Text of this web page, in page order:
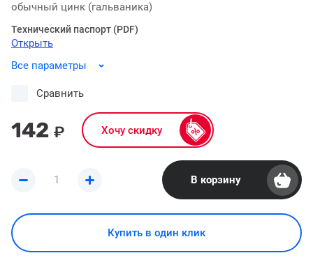
обычный цинк (гальваника)
Технический паспорт (PDF)
Открыть
Все параметры
142 ₽ Хочу скидку
Сравнить
В корзину
Купить в один клик